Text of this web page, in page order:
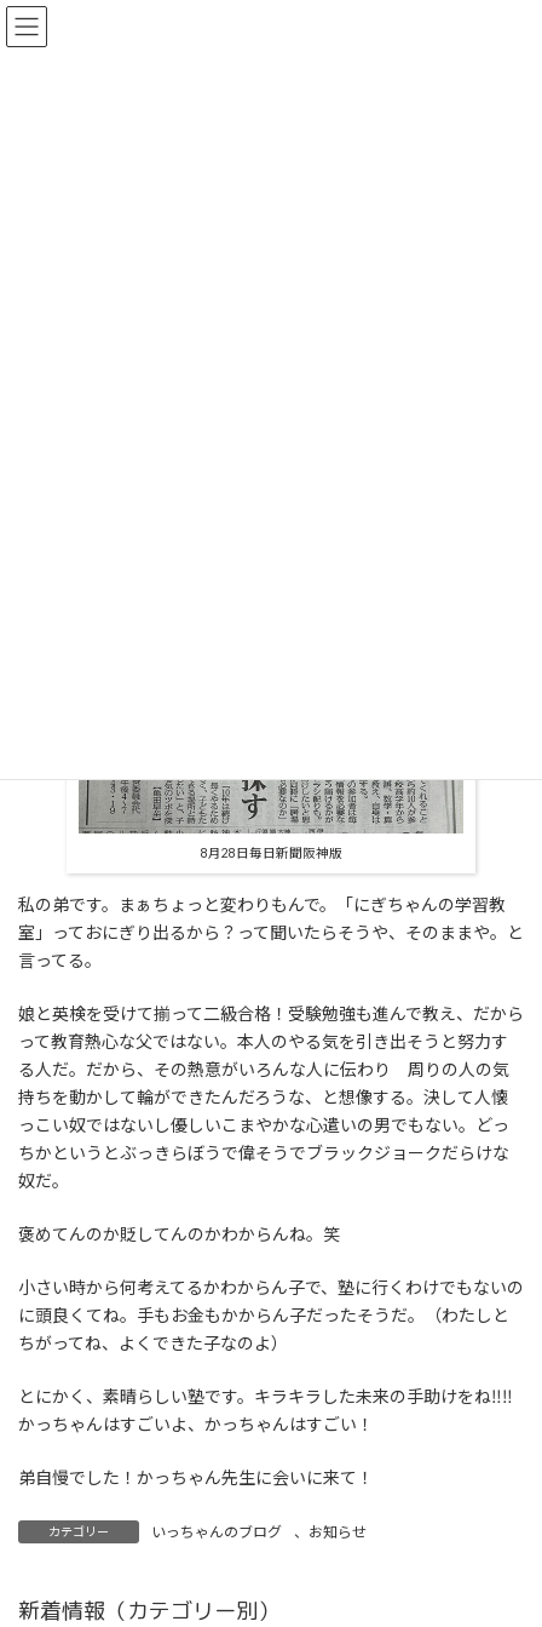
コ
ン
ナ
ビ
8月28日毎日新聞阪神版
私の弟です。まぁちょっと変わりもんで。「にぎちゃんの学習教
室」っておにぎり出るから？って聞いたらそうや、そのままや。と
言ってる。
娘と英検を受けて揃って二級合格！受験勉強も進んで教え、だから
って教育熱心な父ではない。本人のやる気を引き出そうと努力す
る人だ。だから、その熱意がいろんな人に伝わり 周りの人の気
持ちを動かして輪ができたんだろうな、と想像する。決して人懐
っこい奴ではないし優しいこまやかな心遣いの男でもない。どっ
ちかというとぶっきらぼうで偉そうでブラックジョークだらけな
奴だ。
褒めてんのか貶してんのかわからんね。笑
小さい時から何考えてるかわからん子で、塾に行くわけでもないの
に頭良くてね。手もお金もかからん子だったそうだ。（わたしと
ちがってね、よくできた子なのよ）
とにかく、素晴らしい塾です。キラキラした未来の手助けをね‼‼
かっちゃんはすごいよ、かっちゃんはすごい！
弟自慢でした！かっちゃん先生に会いに来て！
カテゴリー いっちゃんのブログ 、 お知らせ
新着情報（カテゴリー別）